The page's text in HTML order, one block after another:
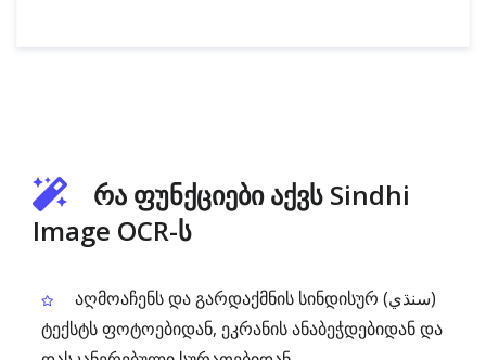
რა ფუნქციები აქვს Sindhi
Image OCR-ს
აღმოაჩენს და გარდაქმნის სინდისურ (سنڌي)
ტექსტს ფოტოებიდან, ეკრანის ანაბეჭდებიდან და